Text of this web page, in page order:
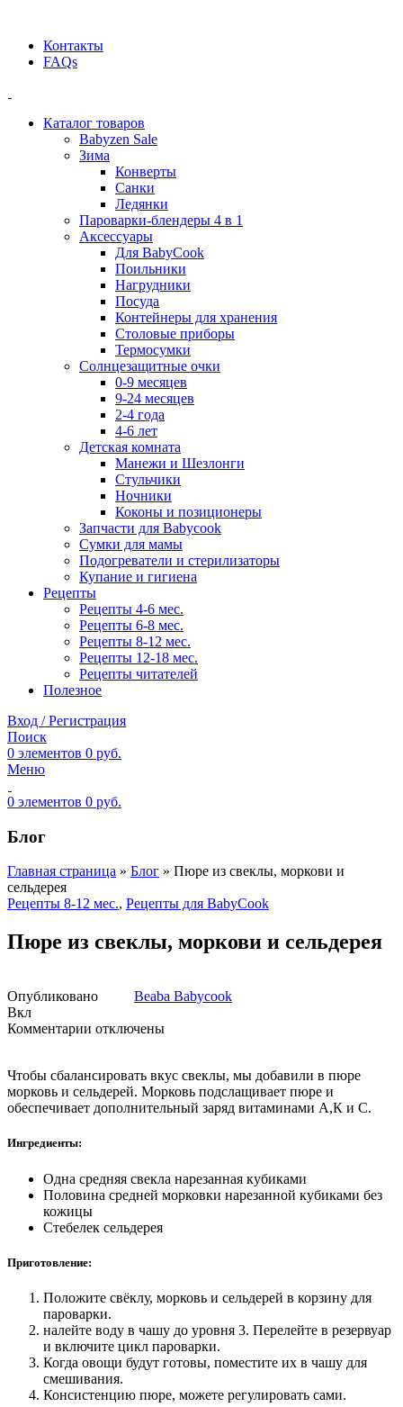
Контакты
FAQs
Каталог товаров
Babyzen Sale
Зима
Конверты
Санки
Ледянки
Пароварки-блендеры 4 в 1
Аксессуары
Для BabyCook
Поильники
Нагрудники
Посуда
Контейнеры для хранения
Столовые приборы
Термосумки
Солнцезащитные очки
0-9 месяцев
9-24 месяцев
2-4 года
4-6 лет
Детская комната
Манежи и Шезлонги
Стульчики
Ночники
Коконы и позиционеры
Запчасти для Babycook
Сумки для мамы
Подогреватели и стерилизаторы
Купание и гигиена
Рецепты
Рецепты 4-6 мес.
Рецепты 6-8 мес.
Рецепты 8-12 мес.
Рецепты 12-18 мес.
Рецепты читателей
Полезное
Вход / Регистрация
Поиск
0 элементов 0 руб.
Меню
0 элементов 0 руб.
Блог
Главная страница » Блог » Пюре из свеклы, моркови и
сельдерея
Рецепты 8-12 мес., Рецепты для BabyCook
Пюре из свеклы, моркови и сельдерея
Опубликовано
Beaba Babycook
Вкл
Комментарии к
из
свеклы,
моркови
отключены
Чтобы сбалансировать вкус свеклы, мы добавили в пюре
морковь и сельдерей. Морковь подслащивает пюре и
обеспечивает дополнительный заряд витаминами А,К и С.
Ингредиенты:
Одна средняя свекла нарезанная кубиками
Половина средней морковки нарезанной кубиками без
кожицы
Стебелек сельдерея
Приготовление:
Положите свёклу, морковь и сельдерей в корзину для
пароварки.
налейте воду в чашу до уровня 3. Перелейте в резервуар
и включите цикл пароварки.
Когда овощи будут готовы, поместите их в чашу для
смешивания.
Консистенцию пюре, можете регулировать сами.